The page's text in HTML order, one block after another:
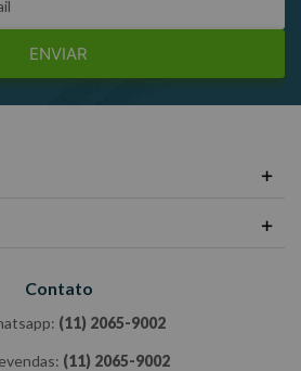
são de responsabilidade do
ENVIAR
Contato
(11) 2065-9002
(11) 2065-9002